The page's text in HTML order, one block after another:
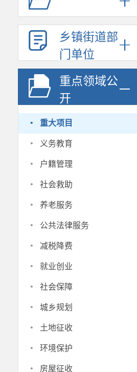
乡镇街道部
门单位
重点领域公
开
· 重大项目
· 义务教育
· 户籍管理
· 社会救助
· 养老服务
· 公共法律服务
· 减税降费
· 就业创业
· 社会保障
· 城乡规划
· 土地征收
· 环境保护
房屋征收